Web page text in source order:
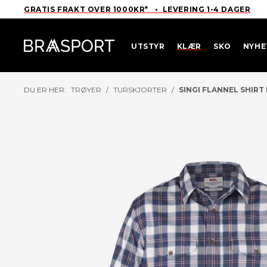
GRATIS FRAKT OVER 1000KR* • LEVERING 1-4 DAGER
UTSTYR KLÆR SKO
DU ER HER: TRØYER / TURSKJORTER / SINGI FLANNEL SHIRT